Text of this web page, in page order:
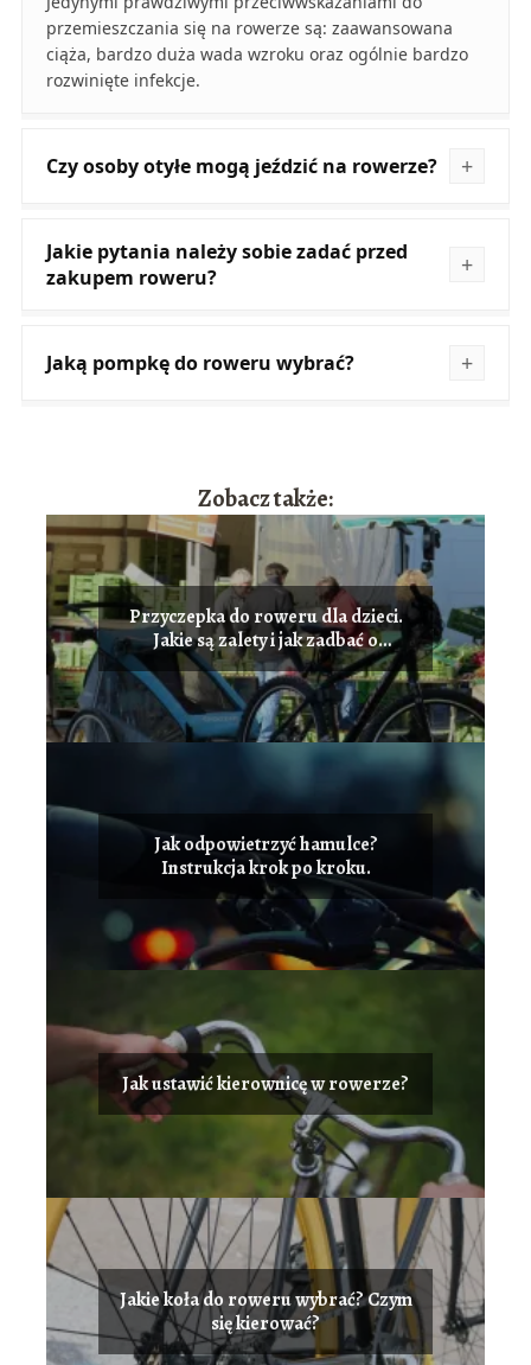
przemieszczania się na rowerze są: zaawansowana
ciąża, bardzo duża wada wzroku oraz ogólnie bardzo
rozwinięte infekcje.
Czy osoby otyłe mogą jeździć na rowerze?
Jakie pytania należy sobie zadać przed
zakupem roweru?
Jaką pompkę do roweru wybrać?
Zobacz także:
Przyczepka do roweru dla dzieci.
Jakie są zalety i jak zadbać o
bezpieczeństwo przewożąc
dziecko?
Jak odpowietrzyć hamulce?
Instrukcja krok po kroku.
Jak ustawić kierownicę w rowerze?
Jakie koła do roweru wybrać? Czym
się kierować?